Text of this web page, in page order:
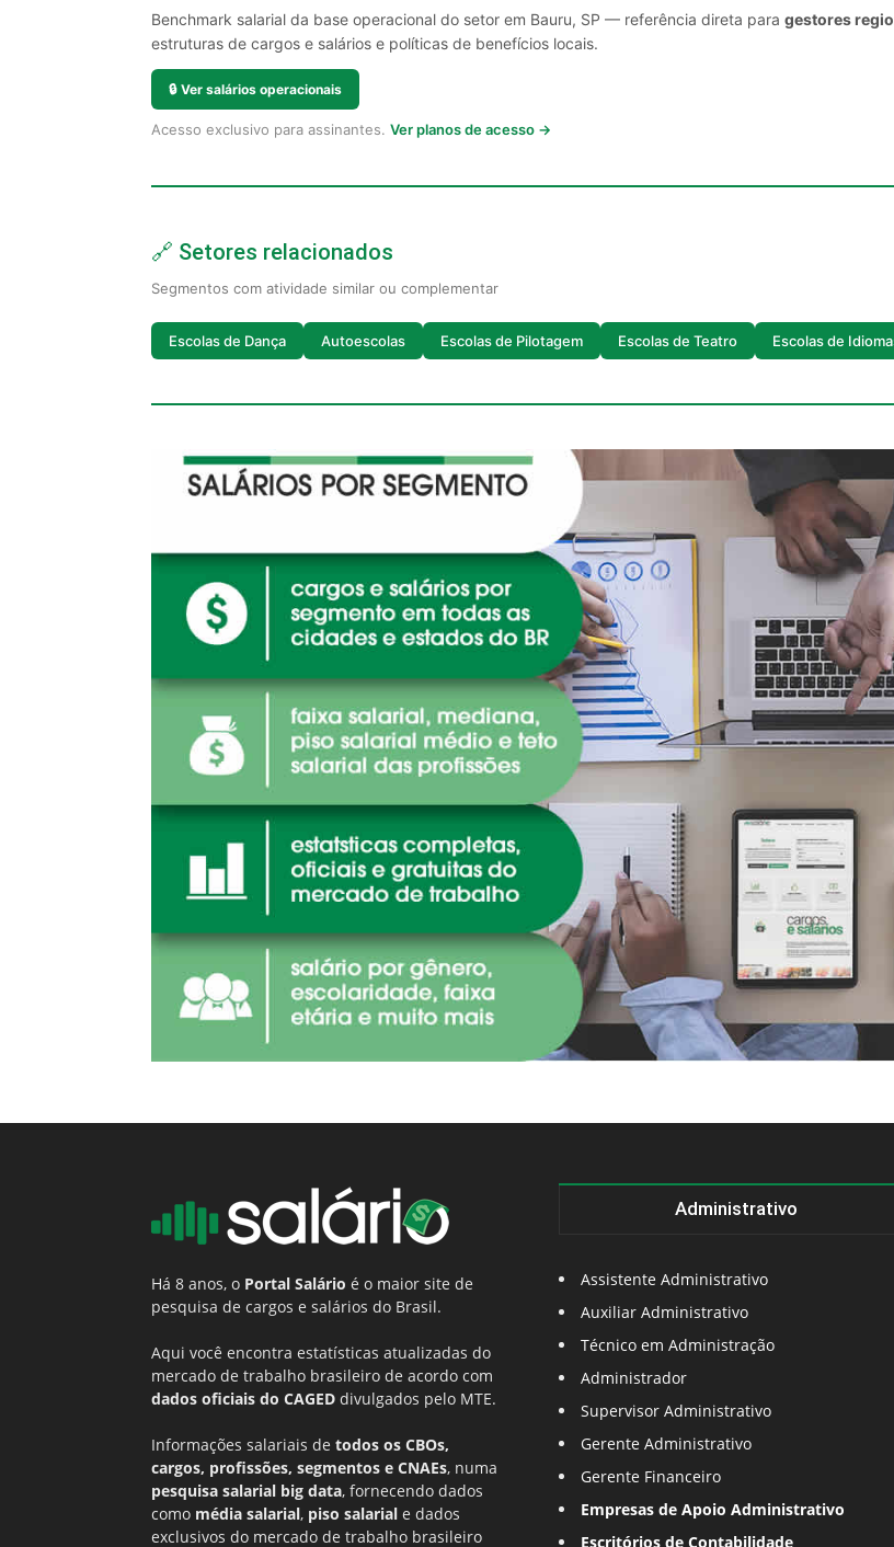
Benchmark salarial da base operacional do setor em Bauru, SP — referência direta para gestores
estruturas de cargos e salários e políticas de benefícios locais.
🔒 Ver salários operacionais
Acesso exclusivo para assinantes. Ver planos de acesso →
🔗 Setores relacionados
Segmentos com atividade similar ou complementar
Escolas de Dança Autoescolas Escolas de Pilotagem Escolas de Teatro Escolas de
Há 8 anos, o Portal Salário é o maior site de
pesquisa de cargos e salários do Brasil.
Aqui você encontra estatísticas atualizadas do
mercado de trabalho brasileiro de acordo com
dados oficiais do CAGED divulgados pelo MTE.
Informações salariais de todos os CBOs,
cargos, profissões, segmentos e CNAEs, numa
pesquisa salarial big data, fornecendo dados
como média salarial, piso salarial e dados
exclusivos do mercado de trabalho brasileiro
Administrativo
Assistente Administrativo
Auxiliar Administrativo
Técnico em Administração
Administrador
Supervisor Administrativo
Gerente Administrativo
Gerente Financeiro
Empresas de Apoio Administrativo
Escritórios de Contabilidade